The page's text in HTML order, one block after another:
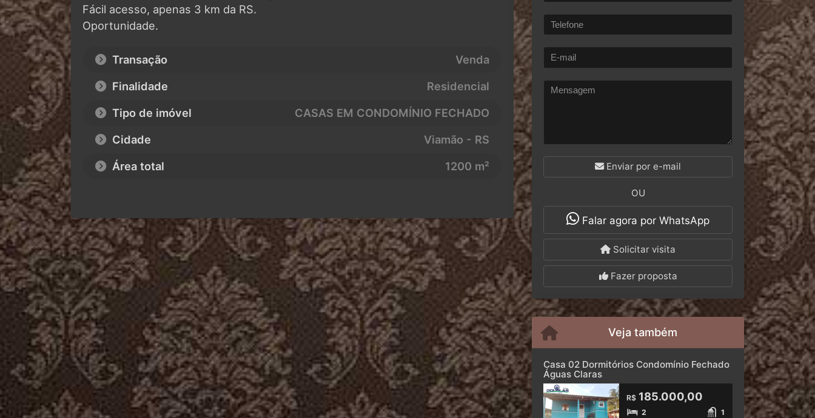
Fácil acesso, apenas 3 km da RS.
Oportunidade.
Transação
Venda
Finalidade
Residencial
Tipo de imóvel
CASAS EM CONDOMÍNIO FECHADO
Cidade
Viamão - RS
Área total
1200 m² Enviar por e-mail
OU
Falar agora por WhatsApp
Solicitar visita
Fazer proposta
Veja também
Casa 02 Dormitórios Condomínio Fechado
Águas Claras
R$185.000,00
2 1